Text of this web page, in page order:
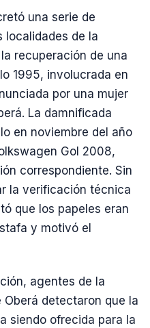
una serie de
localidades de la
recuperación de una
1995, involucrada en
por una mujer
La damnificada
en noviembre del año
Gol 2008,
correspondiente. Sin
la verificación técnica
que los papeles eran
y motivó el
agentes de la
detectaron que la
siendo ofrecida para la